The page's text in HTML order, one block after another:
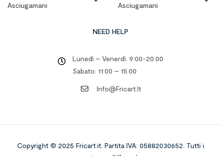
Asciugamani
Asciugamani
NEED HELP
Lunedì – Venerdì: 9:00-20:00
Sabato: 11:00 – 15:00
Info@fricart.it
Copyright © 2025 Fricart.it. Partita IVA: 05882030652. Tutti i